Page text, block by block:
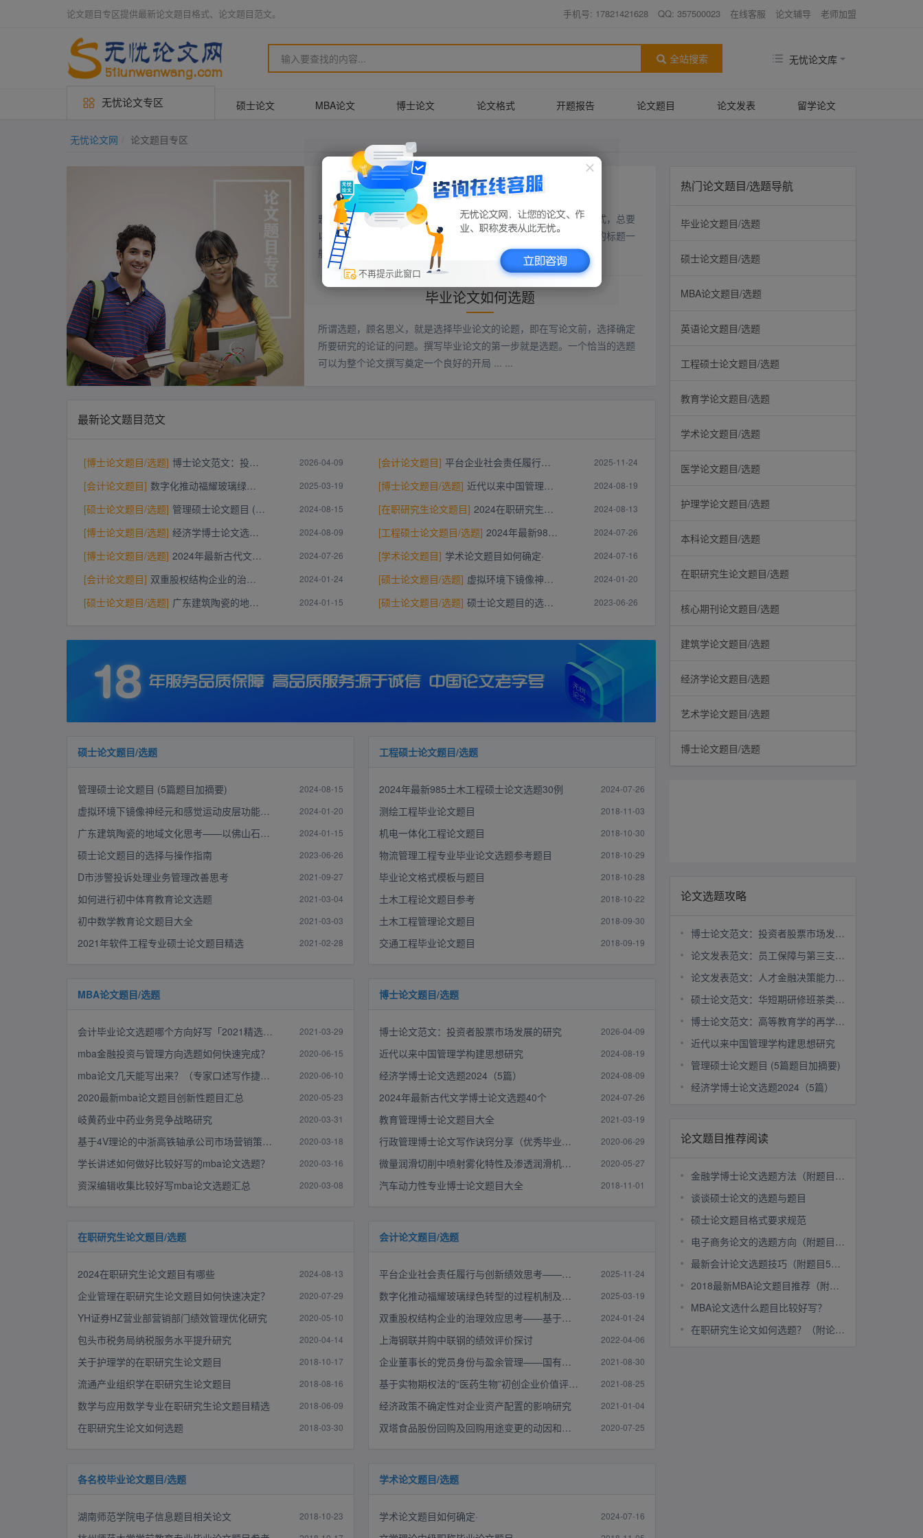
论文题目专区提供最新论文题目格式、论文题目范文。 手机号: 17821421628 QQ: 357500023 在线客服 论文辅导 老师加盟
无忧论文库
全站搜索
无忧论文专区 硕士论文 MBA论文 博士论文 论文格式 开题报告 论文题目 论文发表 留学论文
无忧论文网 论文题目专区
毕业论文题目怎么写
题目是文章的眉目。各类文章的标题、样式繁多，但无论是何种形式，总要
以全部或不同的侧面体现作者的写作意图、文章的主旨。毕业论文的标题一
般分为总标题、副标题、分标题几种 ... ...
毕业论文如何选题
所谓选题，顾名思义，就是选择毕业论文的论题，即在写论文前，选择确定
所要研究的论证的问题。撰写毕业论文的第一步就是选题。一个恰当的选题
可以为整个论文撰写奠定一个良好的开局 ... ...
最新论文题目范文
[博士论文题目/选题] 博士论文范文：投资者股票市场发展的研究 2026-04-09 [会计论文题目] 平台企业社会责任履行与创新绩效思考——以美团为例 2025-11-24
[会计论文题目] 数字化推动福耀玻璃绿色转型的过程机制及绩效评价 2025-03-19 [博士论文题目/选题] 近代以来中国管理学构建思想研究 2024-08-19
[硕士论文题目/选题] 管理硕士论文题目 (5篇题目加摘要) 2024-08-15 [在职研究生论文题目] 2024在职研究生论文题目有哪些 2024-08-13
[博士论文题目/选题] 经济学博士论文选题2024（5篇） 2024-08-09 [工程硕士论文题目/选题] 2024年最新985土木工程硕士论文选题30例 2024-07-26
[博士论文题目/选题] 2024年最新​古代文学博士论文选题40个 2024-07-26 [学术论文题目] 学术论文题目如何确定· 2024-07-16
[会计论文题目] 双重股权结构企业的治理效应思考——基于京东和聚美优品的比较研究 2024-01-24 [硕士论文题目/选题] 虚拟环境下镜像神经元和感觉运动皮层功能整合的探讨 2024-01-20
[硕士论文题目/选题] 广东建筑陶瓷的地域文化思考——以佛山石湾陶脊为例 2024-01-15 [硕士论文题目/选题] 硕士论文题目的选择与操作指南 2023-06-26
硕士论文题目/选题
管理硕士论文题目 (5篇题目加摘要) 2024-08-15
虚拟环境下镜像神经元和感觉运动皮层功能整合的探讨 2024-01-20
广东建筑陶瓷的地域文化思考——以佛山石湾陶脊为例 2024-01-15
硕士论文题目的选择与操作指南 2023-06-26
D市涉警投诉处理业务管理改善思考 2021-09-27
如何进行初中体育教育论文选题 2021-03-04
初中数学教育论文题目大全 2021-03-03
2021年软件工程专业硕士论文题目精选 2021-02-28
工程硕士论文题目/选题
2024年最新985土木工程硕士论文选题30例 2024-07-26
测绘工程毕业论文题目 2018-11-03
机电一体化工程论文题目 2018-10-30
物流管理工程专业毕业论文选题参考题目 2018-10-29
毕业论文格式模板与题目 2018-10-28
土木工程论文题目参考 2018-10-22
土木工程管理论文题目 2018-09-30
交通工程毕业论文题目 2018-09-19
MBA论文题目/选题
会计毕业论文选题哪个方向好写「2021精选参考100例」 2021-03-29
mba金融投资与管理方向选题如何快速完成？ 2020-06-15
mba论文几天能写出来？（专家口述写作捷径） 2020-06-10
2020最新mba论文题目创新性题目汇总 2020-05-23
岐黄药业中药业务竞争战略研究 2020-03-31
基于4V理论的中浙高铁轴承公司市场营销策略MBA研究 2020-03-18
学长讲述如何做好比较好写的mba论文选题？ 2020-03-16
资深编辑收集比较好写mba论文选题汇总 2020-03-08
博士论文题目/选题
博士论文范文：投资者股票市场发展的研究 2026-04-09
近代以来中国管理学构建思想研究 2024-08-19
经济学博士论文选题2024（5篇） 2024-08-09
2024年最新​古代文学博士论文选题40个 2024-07-26
教育管理博士论文题目大全 2021-03-19
行政管理博士论文写作诀窍分享（优秀毕业生亲自讲述） 2020-06-29
微量润滑切削中喷射雾化特性及渗透润滑机理研究 2020-05-27
汽车动力性专业博士论文题目大全 2018-11-01
在职研究生论文题目/选题
2024在职研究生论文题目有哪些 2024-08-13
企业管理在职研究生论文题目如何快速决定？ 2020-07-29
YH证券HZ营业部营销部门绩效管理优化研究 2020-05-10
包头市税务局纳税服务水平提升研究 2020-04-14
关于护理学的在职研究生论文题目 2018-10-17
流通产业组织学在职研究生论文题目 2018-08-16
数学与应用数学专业在职研究生论文题目精选 2018-06-09
在职研究生论文如何选题 2018-03-30
会计论文题目/选题
平台企业社会责任履行与创新绩效思考——以美团为例 2025-11-24
数字化推动福耀玻璃绿色转型的过程机制及绩效评价 2025-03-19
双重股权结构企业的治理效应思考——基于京东和聚美优品的比较研究 2024-01-24
上海钢联并购中联钢的绩效评价探讨 2022-04-06
企业董事长的党员身份与盈余管理——国有企业与民营企业的比较 2021-08-30
基于实物期权法的“医药生物”初创企业价值评估——以诺康达公司为例 2021-08-25
经济政策不确定性对企业资产配置的影响研究 2021-01-04
双塔食品股份回购及回购用途变更的动因和效应会计研究 2020-07-25
各名校毕业论文题目/选题
湖南师范学院电子信息题目相关论文 2018-10-23
学术论文题目/选题
学术论文题目如何确定· 2024-07-16
热门论文题目/选题导航
毕业论文题目/选题
硕士论文题目/选题
MBA论文题目/选题
英语论文题目/选题
工程硕士论文题目/选题
教育学论文题目/选题
学术论文题目/选题
医学论文题目/选题
护理学论文题目/选题
本科论文题目/选题
在职研究生论文题目/选题
核心期刊论文题目/选题
建筑学论文题目/选题
经济学论文题目/选题
艺术学论文题目/选题
博士论文题目/选题
论文选题攻略
博士论文范文：投资者股票市场发展的研究
论文发表范文：员工保障与第三支柱研究
论文发表范文：人才金融决策能力研究
硕士论文范文：华短期研修班茶类课程开发研究
博士论文范文：高等教育学的再学科化研究
近代以来中国管理学构建思想研究
管理硕士论文题目 (5篇题目加摘要)
经济学博士论文选题2024（5篇）
论文题目推荐阅读
金融学博士论文选题方法（附题目40个）
谈谈硕士论文的选题与题目
硕士论文题目格式要求规范
电子商务论文的选题方向（附题目范例30个）
最新会计论文选题技巧（附题目50个）
2018最新MBA论文题目推荐（附选题技巧）
MBA论文选什么题目比较好写？
在职研究生论文如何选题？（附论文题目40个）
不再提示此窗口